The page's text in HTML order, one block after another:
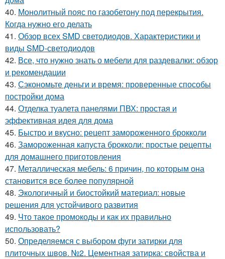
40. Монолитный пояс по газобетону под перекрытия.
Когда нужно его делать
41. Обзор всех SMD светодиодов. Характеристики и
виды SMD-светодиодов
42. Все, что нужно знать о мебели для раздевалки: обзор
и рекомендации
43. Сэкономьте деньги и время: проверенные способы
постройки дома
44. Отделка туалета панелями ПВХ: простая и
эффективная идея для дома
45. Быстро и вкусно: рецепт замороженного брокколи
46. Замороженная капуста брокколи: простые рецепты
для домашнего приготовления
47. Металлическая мебель: 6 причин, по которым она
становится все более популярной
48. Экологичный и биостойкий материал: новые
решения для устойчивого развития
49. Что такое промокоды и как их правильно
использовать?
50. Определяемся с выбором фуги затирки для
плиточных швов. №2. Цементная затирка: свойства и